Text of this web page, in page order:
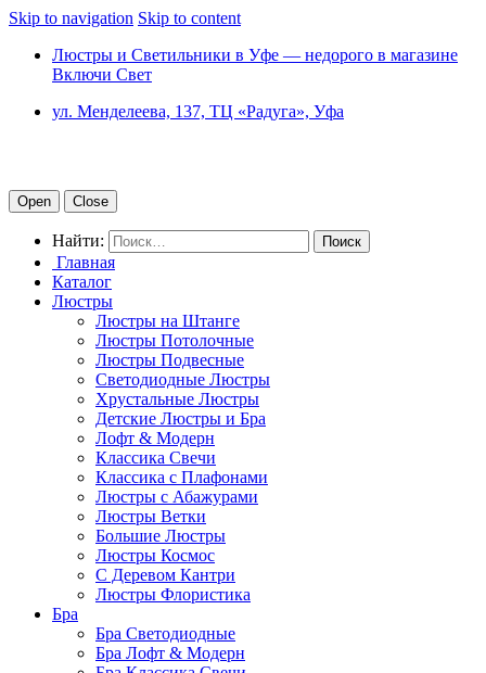
Skip to navigation Skip to content
Люстры и Светильники в Уфе — недорого в магазине
Включи Свет
ул. Менделеева, 137, ТЦ «Радуга», Уфа
Open Close
Найти:
Главная
Каталог
Люстры
Люстры на Штанге
Люстры Потолочные
Люстры Подвесные
Светодиодные Люстры
Хрустальные Люстры
Детские Люстры и Бра
Лофт & Модерн
Классика Свечи
Классика с Плафонами
Люстры с Абажурами
Люстры Ветки
Большие Люстры
Люстры Космос
С Деревом Кантри
Люстры Флористика
Бра
Бра Светодиодные
Бра Лофт & Модерн